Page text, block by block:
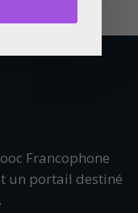
Francophone
un portail destiné